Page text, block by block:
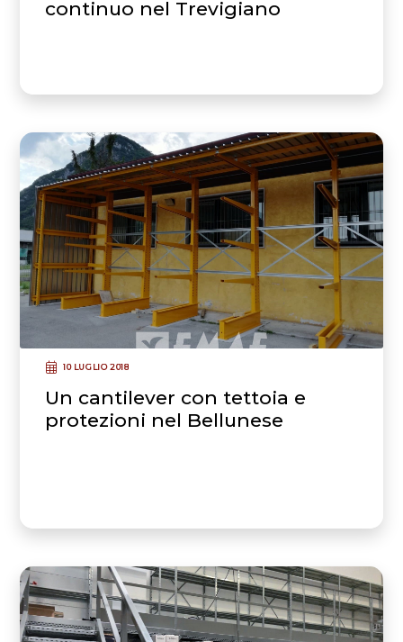
continuo nel Trevigiano
10 LUGLIO 2018
Un cantilever con tettoia e
protezioni nel Bellunese